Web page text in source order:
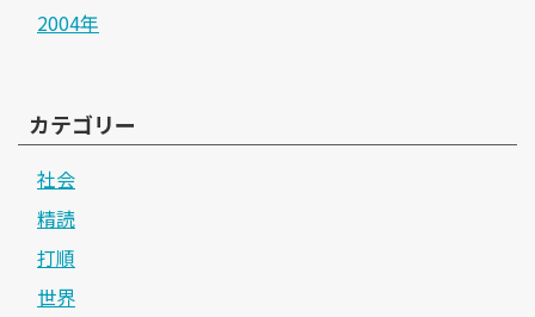
2004年
カテゴリー
社会
精読
打順
世界